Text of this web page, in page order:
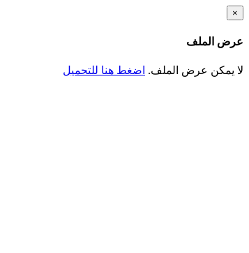
تجاوز
المحتوى
الرئيسي
×
عرض الملف
لا يمكن عرض الملف. اضغط هنا للتحميل